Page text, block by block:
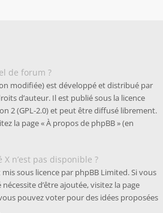
de forum ?
modifiée) est développé et distribué par
d’auteur. Il est publié sous la licence
2 (GPL-2.0) et peut être diffusé librement.
la page «À propos de phpBB» (en
n’est pas disponible ?
sous licence par phpBB Limited. Si vous
d’être ajoutée, visitez la page
pouvez voter pour des idées proposées